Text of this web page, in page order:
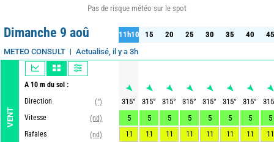
Pas de risque météo sur le spot
Dimanche 9 aoû
METEO CONSULT Actualisé, il y a 3h
VENT
A 10 m du sol :
Direction
(°)
Vitesse
(nd)
Rafales
(nd)
11h10 15 20 25 30 35 40 45
10 15 20 25 30 35 40 45
315° 315° 315° 315° 315° 315° 315°
315
5
5 5 5 5 5 5
5
11
11 11 11 11 11 11 11